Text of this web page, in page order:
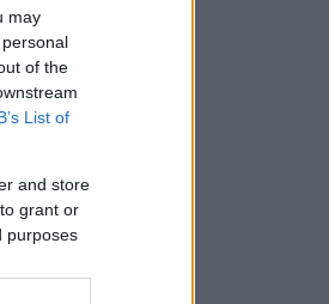
may
of the
List of
and store
grant or
purposes